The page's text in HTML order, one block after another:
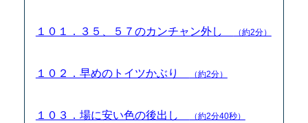
１０１．３５、５７のカンチャン外し （約2分）
１０２．早めのトイツかぶり （約2分）
１０３．場に安い色の後出し （約2分40秒）